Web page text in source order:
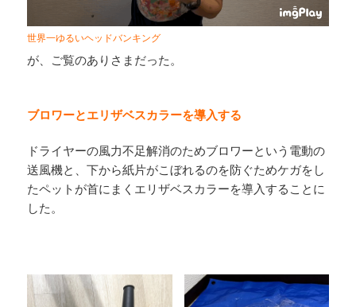
世界一ゆるいヘッドバンキング
が、ご覧のありさまだった。
ブロワーとエリザベスカラーを導入する
ドライヤーの風力不足解消のためブロワーという電動の
送風機と、下から紙片がこぼれるのを防ぐためケガをし
たペットが首にまくエリザベスカラーを導入することに
した。